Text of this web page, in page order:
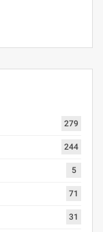
279
244
5
71
31